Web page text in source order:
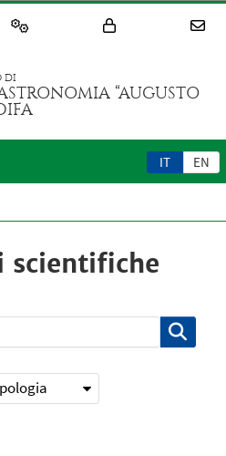
DI
“AUGUSTO
IT EN
scientifiche